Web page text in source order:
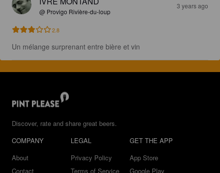
@ Provigo Rivière-du-loup
3 years ago
2.8
Un mélange surprenant entre bière et vin
Discover, rate and share great beers.
COMPANY
About
Contact
LEGAL
Privacy Policy
Terms of Service
GET THE APP
App Store
Google Play